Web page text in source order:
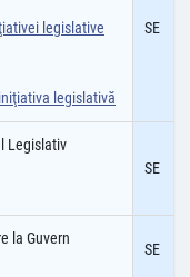
legislative
legislativă
SE
Legislativ
SE
la Guvern
SE